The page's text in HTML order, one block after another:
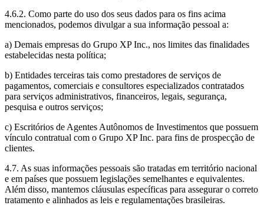
4.6.2. Como parte do uso dos seus dados para os fins acima
mencionados, podemos divulgar a sua informação pessoal a:
a) Demais empresas do Grupo XP Inc., nos limites das finalidades
estabelecidas nesta política;
b) Entidades terceiras tais como prestadores de serviços de
pagamentos, comerciais e consultores especializados contratados
para serviços administrativos, financeiros, legais, segurança,
pesquisa e outros serviços;
c) Escritórios de Agentes Autônomos de Investimentos que possuem
vínculo contratual com o Grupo XP Inc. para fins de prospecção de
clientes.
4.7. As suas informações pessoais são tratadas em território nacional
e em países que possuem legislações semelhantes e equivalentes.
Além disso, mantemos cláusulas específicas para assegurar o correto
tratamento e alinhados as leis e regulamentações brasileiras.